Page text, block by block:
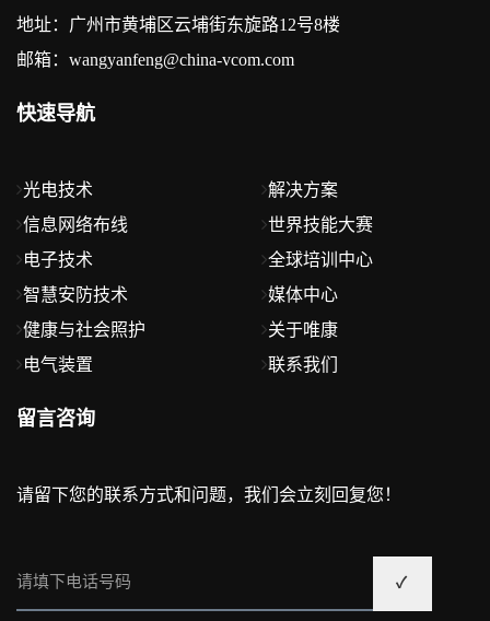
地址：广州市黄埔区云埔街东旋路12号8楼
邮箱：wangyanfeng@china-vcom.com
快速导航
光电技术
信息网络布线
电子技术
智慧安防技术
健康与社会照护
电气装置
解决方案
世界技能大赛
全球培训中心
媒体中心
关于唯康
联系我们
留言咨询
请留下您的联系方式和问题，我们会立刻回复您！